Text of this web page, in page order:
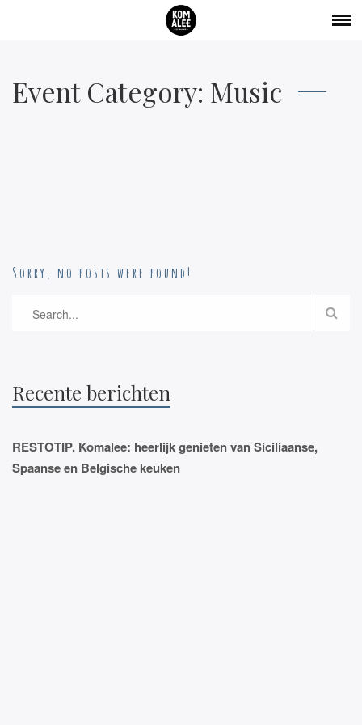
Event Category: Music
Sorry, no posts were found!
Recente berichten
RESTOTIP. Komalee: heerlijk genieten van Siciliaanse,
Spaanse en Belgische keuken